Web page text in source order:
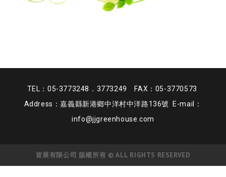
TEL：05-3773248．3773249 FAX：05-3770573
Address：嘉義縣新港鄉中洋村中洋路136號 E-mail：
info@jjgreenhouse.com
皆展有限公司 版權所有 © ALL RIGHTS RESERVED